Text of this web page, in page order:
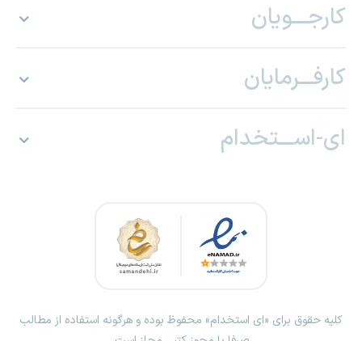
کارجـــویان
کارفـــرمایان
ای-اســـتخدام
کلیه حقوق برای «ای استخدام» محفوظ بوده و هرگونه استفاده از مطالب